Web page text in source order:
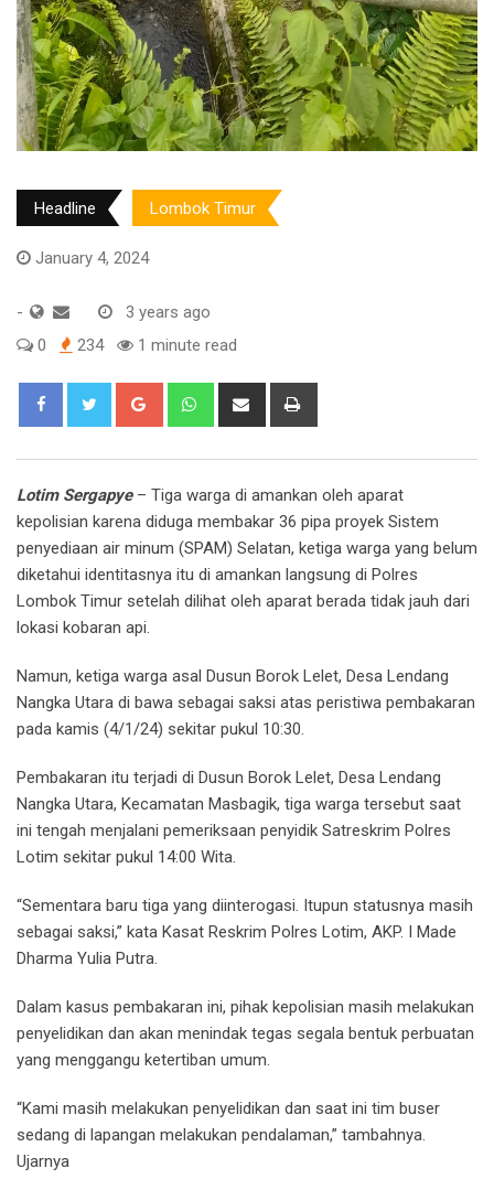
Headline Lombok Timur
January 4, 2024
-
3 years ago
0
234 1 minute read
Google+ WhatsappShare
Lotim Sergapye– Tiga warga di amankan oleh aparat
kepolisian karena diduga membakar 36 pipa proyek Sistem
penyediaan air minum (SPAM) Selatan, ketiga warga yang belum
diketahui identitasnya itu di amankan langsung di Polres
Lombok Timur setelah dilihat oleh aparat berada tidak jauh dari
lokasi kobaran api.
Namun, ketiga warga asal Dusun Borok Lelet, Desa Lendang
Nangka Utara di bawa sebagai saksi atas peristiwa pembakaran
pada kamis (4/1/24) sekitar pukul 10:30.
Pembakaran itu terjadi di Dusun Borok Lelet, Desa Lendang
Nangka Utara, Kecamatan Masbagik, tiga warga tersebut saat
ini tengah menjalani pemeriksaan penyidik Satreskrim Polres
Lotim sekitar pukul 14:00 Wita.
“Sementara baru tiga yang diinterogasi. Itupun statusnya masih
sebagai saksi,” kata Kasat Reskrim Polres Lotim, AKP. I Made
Dharma Yulia Putra.
Dalam kasus pembakaran ini, pihak kepolisian masih melakukan
penyelidikan dan akan menindak tegas segala bentuk perbuatan
yang menggangu ketertiban umum.
“Kami masih melakukan penyelidikan dan saat ini tim buser
sedang di lapangan melakukan pendalaman,” tambahnya.
Ujarnya